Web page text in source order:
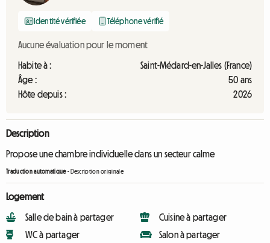
Identité vérifiée Téléphone vérifié
Aucune évaluation pour le moment
Habite à :
Saint-Médard-en-Jalles (France)
Âge :
50 ans
Hôte depuis :
2026
Description
Propose une chambre individuelle dans un secteur calme
Traduction automatique- Description originale
Logement
Salle de bain à partager
WC à partager
Cuisine à partager
Salon à partager